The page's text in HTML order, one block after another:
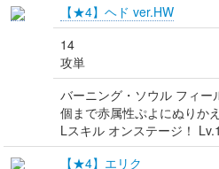
【★4】ヘド ver.HW
14
攻単
バーニング・ソウル フィー
個まで赤属性ぷよにぬりか
Lスキル オンステージ！ Lv.1
【★4】エリク